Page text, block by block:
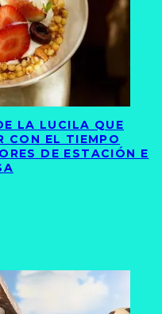
LA LUCILA QUE
CON EL TIEMPO
DE ESTACIÓN E